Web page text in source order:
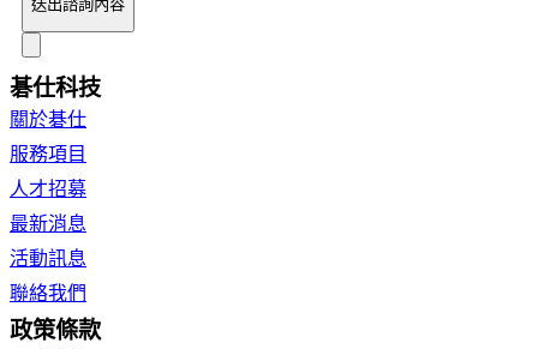
送出諮詢內容
碁仕科技
關於碁仕
服務項目
人才招募
最新消息
活動訊息
聯絡我們
政策條款